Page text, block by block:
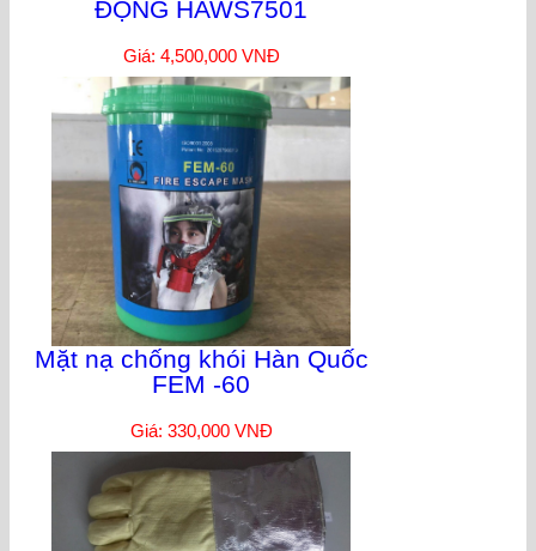
ĐỘNG HAWS7501
Giá: 4,500,000 VNĐ
Mặt nạ chống khói Hàn Quốc
FEM -60
Giá: 330,000 VNĐ